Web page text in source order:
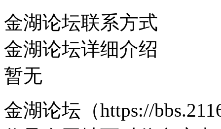
金湖论坛联系方式
金湖论坛详细介绍
暂无
金湖论坛（https://